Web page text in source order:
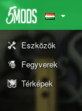
Eszközök
Fegyverek
Térképek